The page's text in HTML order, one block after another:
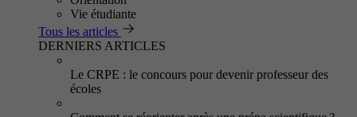
Vie étudiante
Tous les articles
DERNIERS ARTICLES
Le CRPE : le concours pour devenir professeur des
écoles